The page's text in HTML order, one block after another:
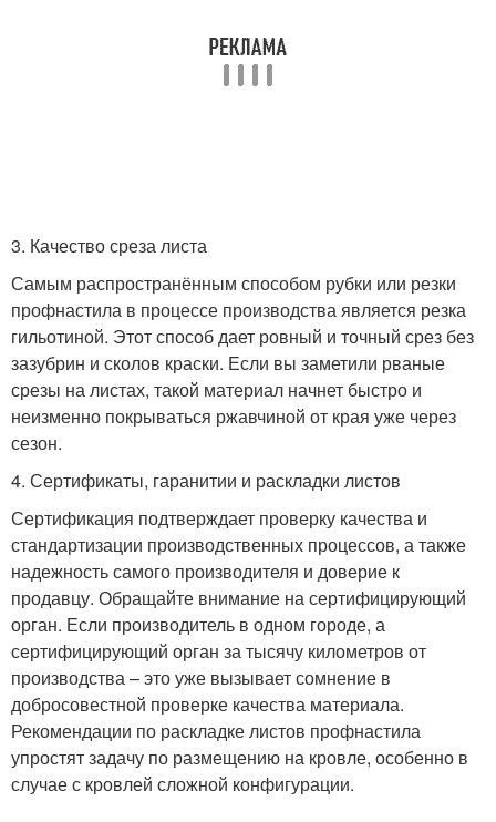
3. Качество среза листа
Самым распространённым способом рубки или резки
профнастила в процессе производства является резка
гильотиной. Этот способ дает ровный и точный срез без
зазубрин и сколов краски. Если вы заметили рваные
срезы на листах, такой материал начнет быстро и
неизменно покрываться ржавчиной от края уже через
сезон.
4. Сертификаты, гаранитии и раскладки листов
Сертификация подтверждает проверку качества и
стандартизации производственных процессов, а также
надежность самого производителя и доверие к
продавцу. Обращайте внимание на сертифицирующий
орган. Если производитель в одном городе, а
сертифицирующий орган за тысячу километров от
производства – это уже вызывает сомнение в
добросовестной проверке качества материала.
Рекомендации по раскладке листов профнастила
упростят задачу по размещению на кровле, особенно в
случае с кровлей сложной конфигурации.